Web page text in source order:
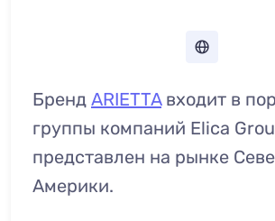
Бренд ARIETTAвходит в
группы компаний Elica
представлен на рынке
Америки.